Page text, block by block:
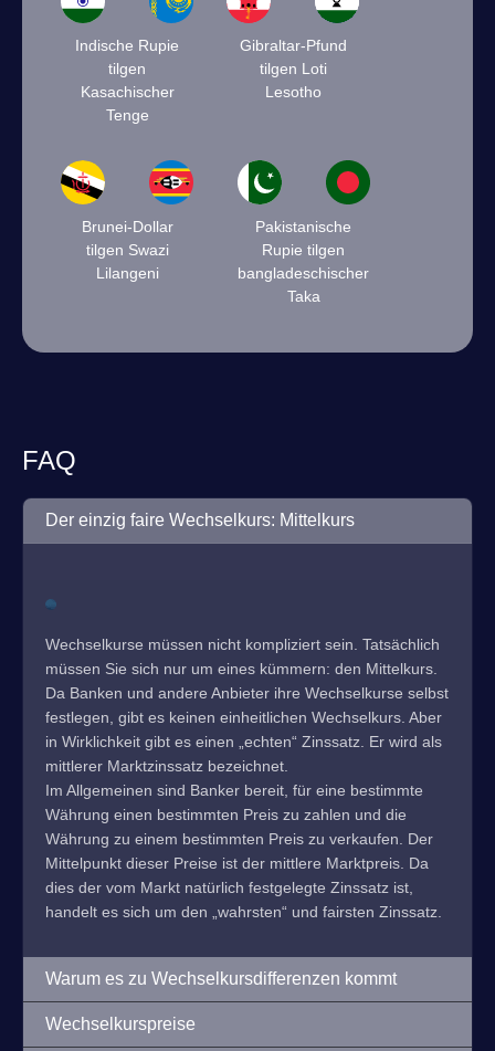
Indische Rupie
tilgen
Kasachischer
Tenge
Gibraltar-Pfund
tilgen Loti
Lesotho
Brunei-Dollar
tilgen Swazi
Lilangeni
Pakistanische
Rupie tilgen
bangladeschischer
Taka
FAQ
Der einzig faire Wechselkurs: Mittelkurs
Wechselkurse müssen nicht kompliziert sein. Tatsächlich
müssen Sie sich nur um eines kümmern: den Mittelkurs.
Da Banken und andere Anbieter ihre Wechselkurse selbst
festlegen, gibt es keinen einheitlichen Wechselkurs. Aber
in Wirklichkeit gibt es einen „echten“ Zinssatz. Er wird als
mittlerer Marktzinssatz bezeichnet.
Im Allgemeinen sind Banker bereit, für eine bestimmte
Währung einen bestimmten Preis zu zahlen und die
Währung zu einem bestimmten Preis zu verkaufen. Der
Mittelpunkt dieser Preise ist der mittlere Marktpreis. Da
dies der vom Markt natürlich festgelegte Zinssatz ist,
handelt es sich um den „wahrsten“ und fairsten Zinssatz.
Warum es zu Wechselkursdifferenzen kommt
Wechselkurspreise